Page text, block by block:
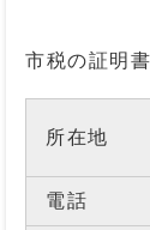
市税の証明
所在地
電話